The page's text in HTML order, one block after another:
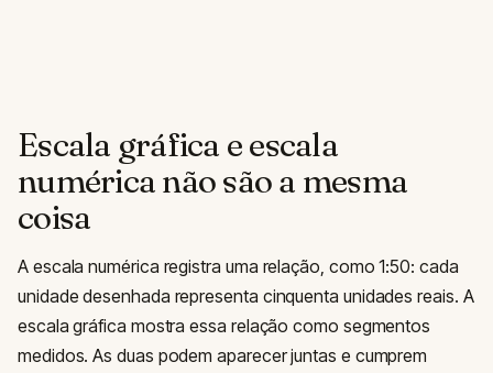
Escala gráfica e escala
numérica não são a mesma
coisa
A escala numérica registra uma relação, como 1:50: cada
unidade desenhada representa cinquenta unidades reais. A
escala gráfica mostra essa relação como segmentos
medidos. As duas podem aparecer juntas e cumprem